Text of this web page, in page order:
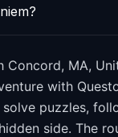
Concord, MA,
with
puzzles,
side. The